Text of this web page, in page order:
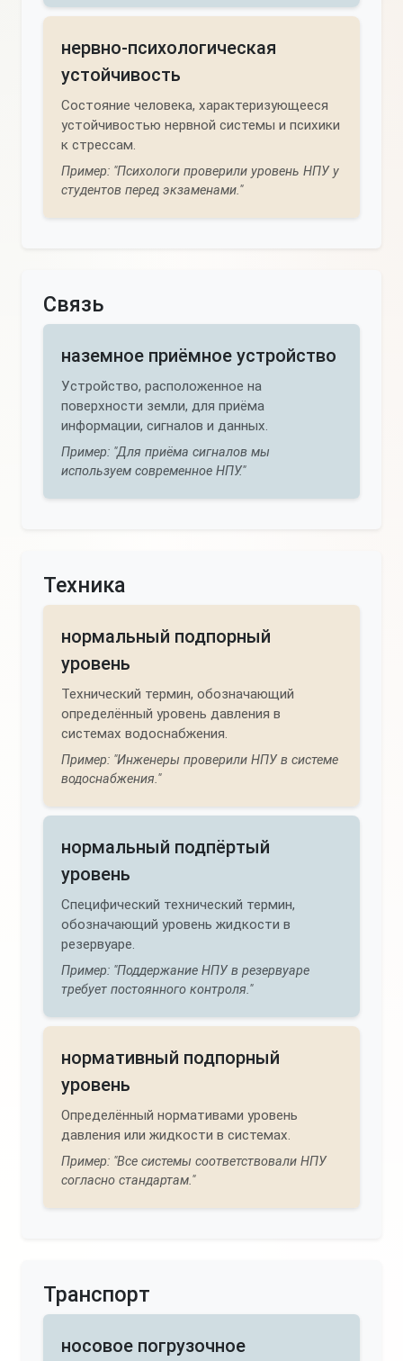
нервно-психологическая
устойчивость
Состояние человека, характеризующееся
устойчивостью нервной системы и психики
к стрессам.
Пример: "Психологи проверили уровень НПУ у
студентов перед экзаменами."
Связь
наземное приёмное устройство
Устройство, расположенное на
поверхности земли, для приёма
информации, сигналов и данных.
Пример: "Для приёма сигналов мы
используем современное НПУ."
Техника
нормальный подпорный
уровень
Технический термин, обозначающий
определённый уровень давления в
системах водоснабжения.
Пример: "Инженеры проверили НПУ в системе
водоснабжения."
нормальный подпёртый
уровень
Специфический технический термин,
обозначающий уровень жидкости в
резервуаре.
Пример: "Поддержание НПУ в резервуаре
требует постоянного контроля."
нормативный подпорный
уровень
Определённый нормативами уровень
давления или жидкости в системах.
Пример: "Все системы соответствовали НПУ
согласно стандартам."
Транспорт
носовое погрузочное